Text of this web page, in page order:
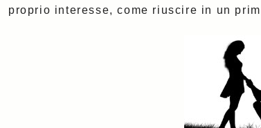
proprio interesse, come riuscire in un